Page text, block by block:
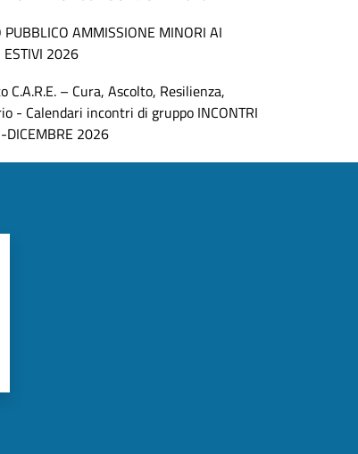
PUBBLICO AMMISSIONE MINORI AI
ESTIVI 2026
C.A.R.E. – Cura, Ascolto, Resilienza,
- Calendari incontri di gruppo INCONTRI
DICEMBRE 2026